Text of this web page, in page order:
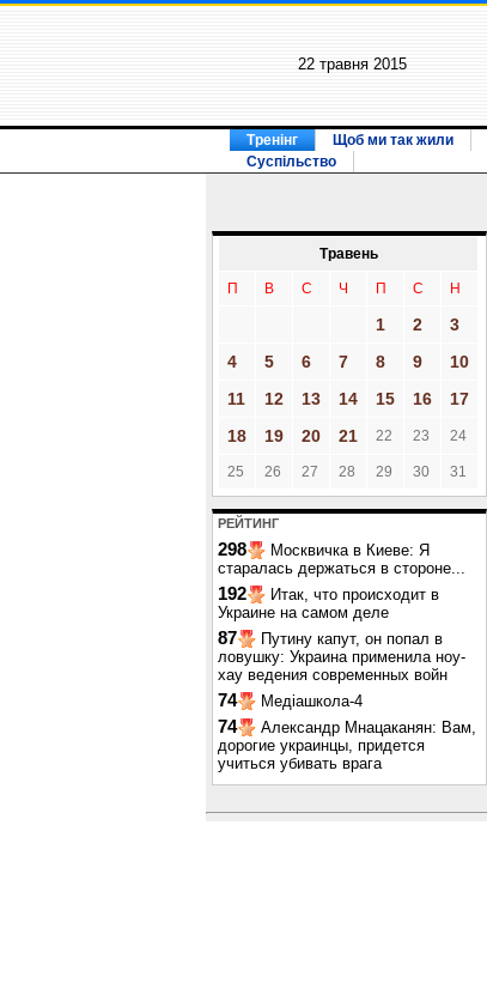
22 травня 2015
Тренінг Щоб ми так жили
Суспільство
Травень
П В С Ч П С Н
1 2
3
4
5 6 7 8 9
10
11
12 13 14 15 16
17
18
19 20 21 22 23 24
25 26 27 28 29 30 31
РЕЙТИНГ
298
Москвичка в Киеве: Я
старалась держаться в стороне...
192
Итак, что происходит в
Украине на самом деле
87
Путину капут, он попал в
ловушку: Украина применила ноу-
хау ведения современных войн
74 Медіашкола-4
74
Александр Мнацаканян: Вам,
дорогие украинцы, придется
учиться убивать врага